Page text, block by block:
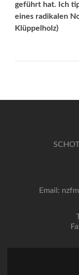
geführt hat. Ich
eines radikalen
Klüppelholz)
Email: